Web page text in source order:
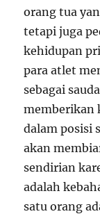
orang tua
tetapi juga
kehidupan
para atlet
sebagai
memberikan
dalam posisi
akan
sendirian
adalah
satu orang